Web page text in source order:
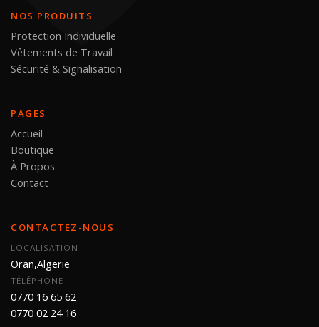
NOS PRODUITS
Protection Individuelle
Vêtements de Travail
Sécurité & Signalisation
PAGES
Accueil
Boutique
À Propos
Contact
CONTACTEZ-NOUS
LOCALISATION
Oran,Algerie
TÉLÉPHONE
0770 16 65 62
0770 02 24 16